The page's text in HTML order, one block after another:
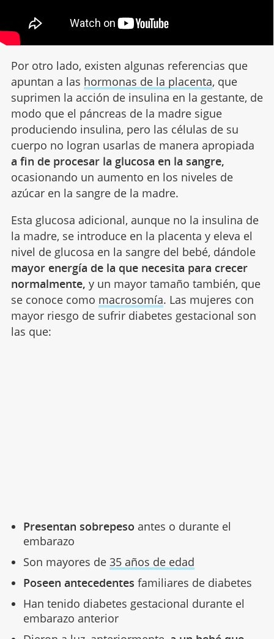
Por otro lado, existen algunas referencias que
apuntan a las hormonas de la placenta, que
suprimen la acción de insulina en la gestante, de
modo que el páncreas de la madre sigue
produciendo insulina, pero las células de su
cuerpo no logran usarlas de manera apropiada
a fin de procesar la glucosa en la sangre,
ocasionando un aumento en los niveles de
azúcar en la sangre de la madre.
Esta glucosa adicional, aunque no la insulina de
la madre, se introduce en la placenta y eleva el
nivel de glucosa en la sangre del bebé, dándole
mayor energía de la que necesita para crecer
normalmente, y un mayor tamaño también, que
se conoce como macrosomía. Las mujeres con
mayor riesgo de sufrir diabetes gestacional son
las que:
Presentan sobrepeso antes o durante el
embarazo
Son mayores de 35 años de edad
Poseen antecedentes familiares de diabetes
Han tenido diabetes gestacional durante el
embarazo anterior